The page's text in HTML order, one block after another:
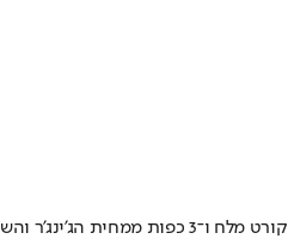
במעבד מזון מעבדים למחית את הג'ינג'ר, השום, הצ'ילי האדום ומיץ הלימון, עם